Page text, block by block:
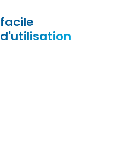
facile
d'utilisation